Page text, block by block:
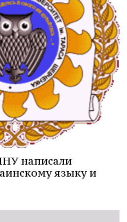
написали
языку и